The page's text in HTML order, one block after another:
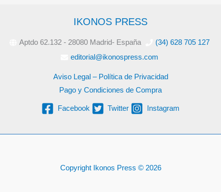
IKONOS PRESS
Aptdo 62.132 - 28080 Madrid- España
(34) 628 705 127
editorial@ikonospress.com
Aviso Legal – Política de Privacidad
Pago y Condiciones de Compra
Facebook Twitter Instagram
Copyright Ikonos Press © 2026